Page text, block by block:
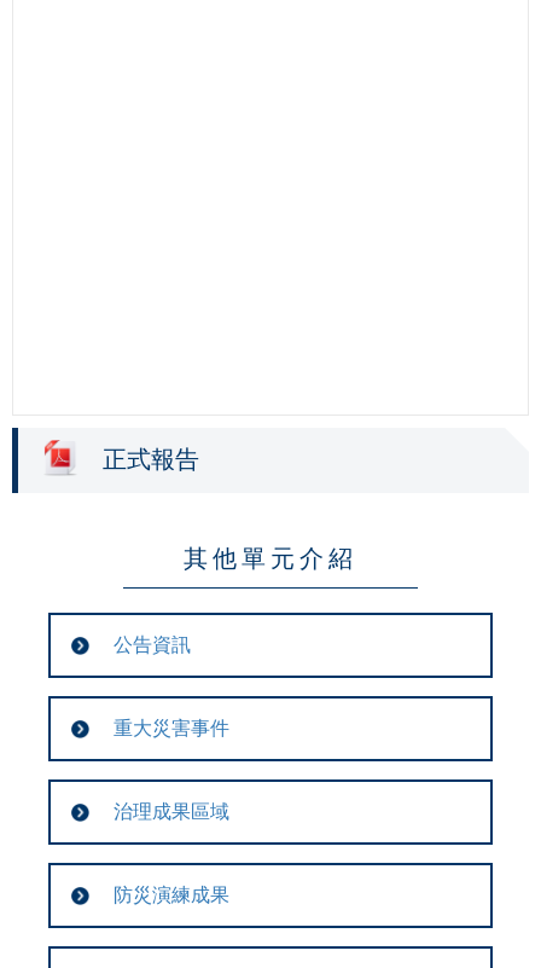
正式報告
其他單元介紹
公告資訊
重大災害事件
治理成果區域
防災演練成果